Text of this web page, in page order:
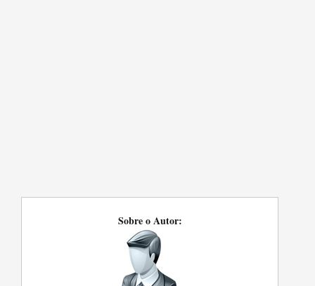
Sobre o Autor: